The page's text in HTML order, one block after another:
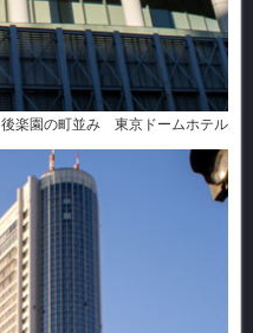
後楽園の町並み 東京ドームホテル